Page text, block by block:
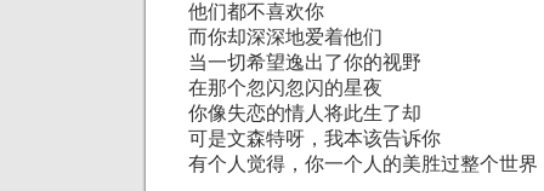
他们都不喜欢你
而你却深深地爱着他们
当一切希望逸出了你的视野
在那个忽闪忽闪的星夜
你像失恋的情人将此生了却
可是文森特呀，我本该告诉你
有个人觉得，你一个人的美胜过整个世界